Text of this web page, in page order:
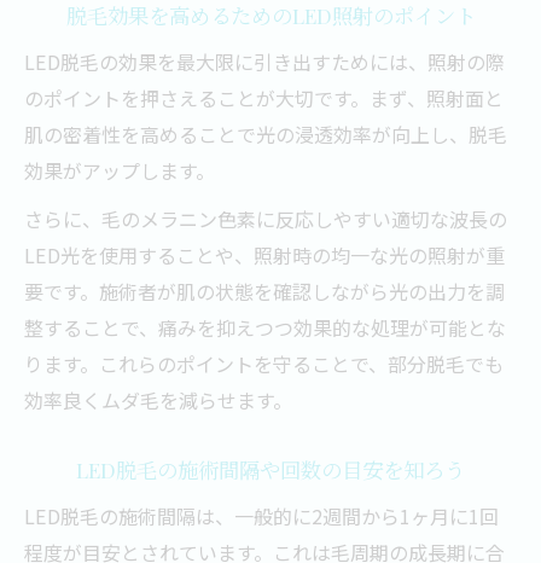
脱毛効果を高めるためのLED照射のポイント
LED脱毛の効果を最大限に引き出すためには、照射の際
のポイントを押さえることが大切です。まず、照射面と
肌の密着性を高めることで光の浸透効率が向上し、脱毛
効果がアップします。
さらに、毛のメラニン色素に反応しやすい適切な波長の
LED光を使用することや、照射時の均一な光の照射が重
要です。施術者が肌の状態を確認しながら光の出力を調
整することで、痛みを抑えつつ効果的な処理が可能とな
ります。これらのポイントを守ることで、部分脱毛でも
効率良くムダ毛を減らせます。
LED脱毛の施術間隔や回数の目安を知ろう
LED脱毛の施術間隔は、一般的に2週間から1ヶ月に1回
程度が目安とされています。これは毛周期の成長期に合